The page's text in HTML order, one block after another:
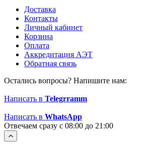
Доставка
Контакты
Личный кабинет
Корзина
Оплата
Аккредитация АЭТ
Обратная связь
Остались вопросы? Напишите нам:
Написать в Telegrramm
Написать в WhatsApp
Отвечаем сразу с 08:00 до 21:00